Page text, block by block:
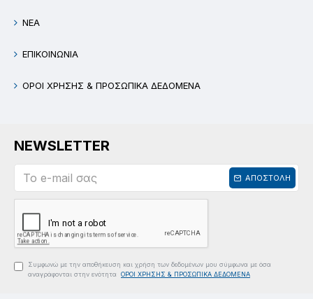
ΝΕΑ
ΕΠΙΚΟΙΝΩΝΙΑ
ΟΡΟΙ ΧΡΗΣΗΣ & ΠΡΟΣΩΠΙΚΑ ΔΕΔΟΜΕΝΑ
NEWSLETTER
ΑΠΟΣΤΟΛΗ
Συμφωνώ με την αποθήκευση και χρήση των δεδομένων μου σύμφωνα με όσα
αναγράφονται στην ενότητα
ΟΡΟΙ ΧΡΗΣΗΣ & ΠΡΟΣΩΠΙΚΑ ΔΕΔΟΜΕΝΑ